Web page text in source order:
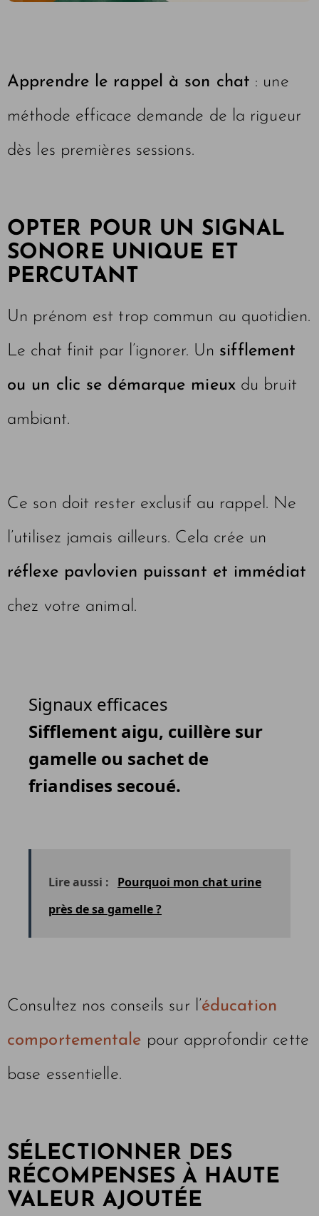
Apprendre le rappel à son chat : une
méthode efficace demande de la rigueur
dès les premières sessions.
OPTER POUR UN SIGNAL
SONORE UNIQUE ET
PERCUTANT
Un prénom est trop commun au quotidien.
Le chat finit par l’ignorer. Un sifflement
ou un clic se démarque mieuxdu bruit
ambiant.
Ce son doit rester exclusif au rappel. Ne
l’utilisez jamais ailleurs. Cela crée un
réflexe pavlovien puissant et immédiat
chez votre animal.
Signaux efficaces
Sifflement aigu, cuillère sur
gamelle ou sachet de
friandises secoué.
Lire aussi :
Pourquoi mon chat urine
près de sa gamelle ?
Consultez nos conseils sur l’éducation
comportementale pour approfondir cette
base essentielle.
SÉLECTIONNER DES
RÉCOMPENSES À HAUTE
VALEUR AJOUTÉE